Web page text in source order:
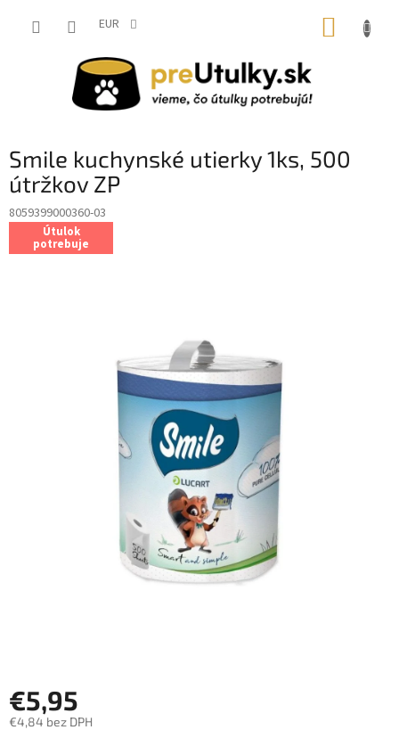
EUR
Smile kuchynské utierky 1ks, 500
útržkov ZP
8059399000360-03
Útulok
potrebuje
€5,95
€4,84 bez DPH